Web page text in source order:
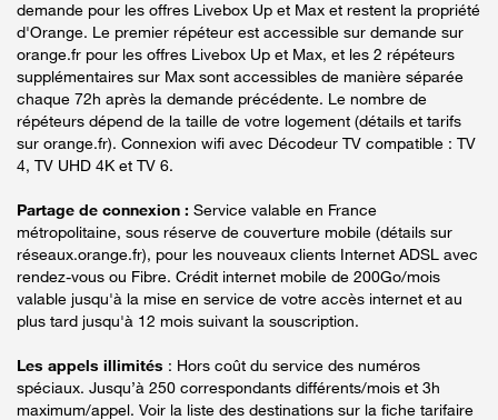
demande pour les offres Livebox Up et Max et restent la propriété
d'Orange. Le premier répéteur est accessible sur demande sur
orange.fr pour les offres Livebox Up et Max, et les 2 répéteurs
supplémentaires sur Max sont accessibles de manière séparée
chaque 72h après la demande précédente. Le nombre de
répéteurs dépend de la taille de votre logement (détails et tarifs
sur orange.fr). Connexion wifi avec Décodeur TV compatible : TV
4, TV UHD 4K et TV 6.
Partage de connexion : Service valable en France
métropolitaine, sous réserve de couverture mobile (détails sur
réseaux.orange.fr), pour les nouveaux clients Internet ADSL avec
rendez-vous ou Fibre. Crédit internet mobile de 200Go/mois
valable jusqu'à la mise en service de votre accès internet et au
plus tard jusqu'à 12 mois suivant la souscription.
Les appels illimités : Hors coût du service des numéros
spéciaux. Jusqu’à 250 correspondants différents/mois et 3h
maximum/appel. Voir la liste des destinations sur la fiche tarifaire